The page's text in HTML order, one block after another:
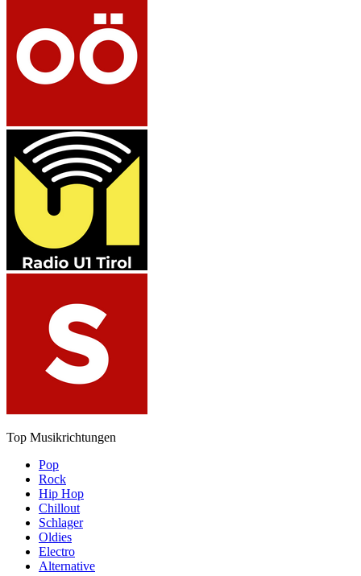
Top Musikrichtungen
Pop
Rock
Hip Hop
Chillout
Schlager
Oldies
Electro
Alternative